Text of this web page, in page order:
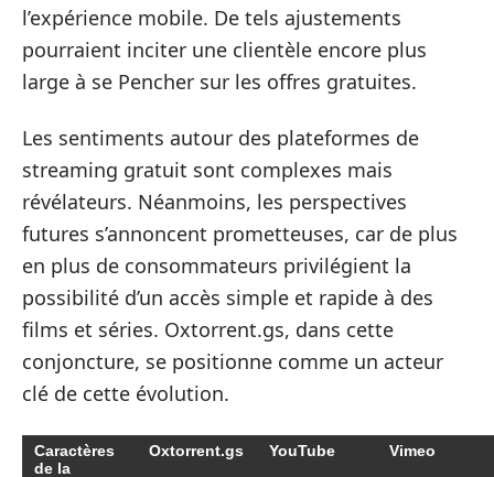
l’expérience mobile. De tels ajustements
pourraient inciter une clientèle encore plus
large à se Pencher sur les offres gratuites.
Les sentiments autour des plateformes de
streaming gratuit sont complexes mais
révélateurs. Néanmoins, les perspectives
futures s’annoncent prometteuses, car de plus
en plus de consommateurs privilégient la
possibilité d’un accès simple et rapide à des
films et séries. Oxtorrent.gs, dans cette
conjoncture, se positionne comme un acteur
clé de cette évolution.
Caractères
de la
Oxtorrent.gs YouTube Vimeo